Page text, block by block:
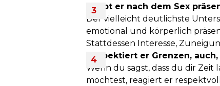
Bleibt er nach dem Sex
Der vielleicht deutlichste
emotional und körperlich
Stattdessen Interesse,
Respektiert er Grenzen,
Wenn du sagst, dass du dir
möchtest, reagiert er